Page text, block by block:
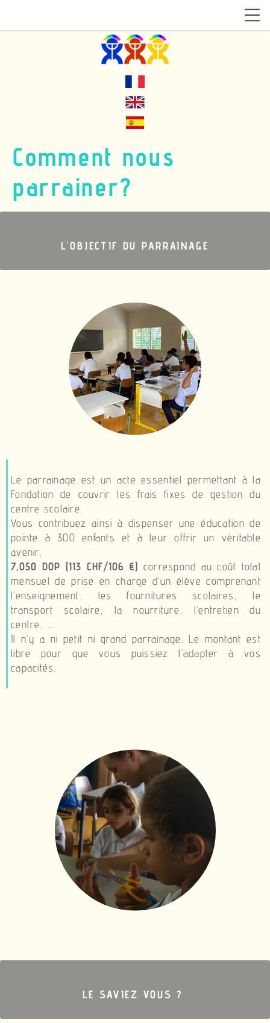
Comment nous
parrainer?
L'OBJECTIF DU PARRAINAGE
brightness_1
Le parrainage est un acte essentiel permettant à la
Fondation de couvrir les frais fixes de gestion du
centre scolaire.
Vous contribuez ainsi à dispenser une éducation de
pointe à 300 enfants et à leur offrir un véritable
avenir.
7,050 DOP (113 CHF/106 €) correspond au coût total
mensuel de prise en charge d’un élève comprenant
l’enseignement, les fournitures scolaires, le
transport scolaire, la nourriture, l’entretien du
centre, …
Il n’y a ni petit ni grand parrainage. Le montant est
libre pour que vous puissiez l’adapter à vos
capacités.
brightness_1
LE SAVIEZ VOUS ?